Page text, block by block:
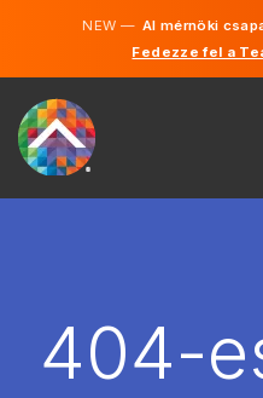
NEW —AI mérnöki
Fedezze fel a
BÉREL
404-